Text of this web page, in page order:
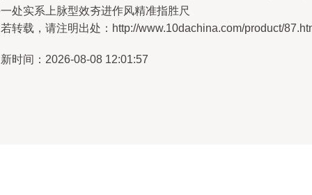
处实系上脉型效夯进作风精准指胜尺
转载，请注明出处：http://www.10dachina.com/product/
时间：2026-08-08 12:01:57